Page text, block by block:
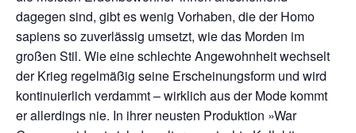
dagegen sind, gibt es wenig Vorhaben, die der Homo
sapiens so zuverlässig umsetzt, wie das Morden im
großen Stil. Wie eine schlechte Angewohnheit wechselt
der Krieg regelmäßig seine Erscheinungsform und wird
kontinuierlich verdammt – wirklich aus der Mode kommt
er allerdings nie. In ihrer neusten Produktion »War